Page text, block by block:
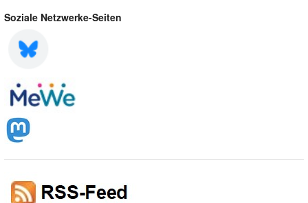
Soziale Netzwerke-Seiten